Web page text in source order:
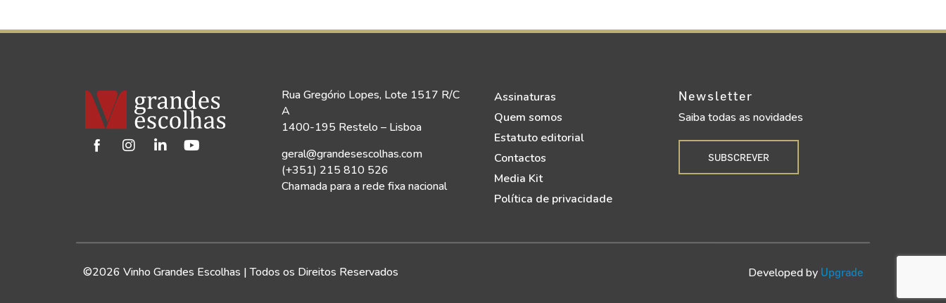
Rua Gregório Lopes, Lote 1517 R/C
A
1400-195 Restelo – Lisboa
geral@grandesescolhas.com
(+351) 215 810 526
Chamada para a rede fixa nacional
Assinaturas
Quem somos
Estatuto editorial
Contactos
Media Kit
Política de privacidade
Newsletter
Saiba todas as novidades
SUBSCREVER
©2026 Vinho Grandes Escolhas | Todos os Direitos Reservados Developed by Upgrade